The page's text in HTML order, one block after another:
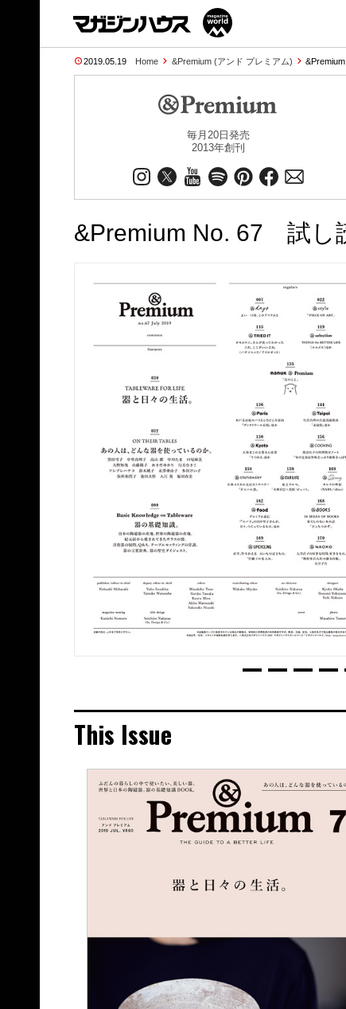
2019.05.19 Home &Premium (アンド プレミアム)
毎月20日発売
2013年創刊
&Premium No. 67 試し
This Issue